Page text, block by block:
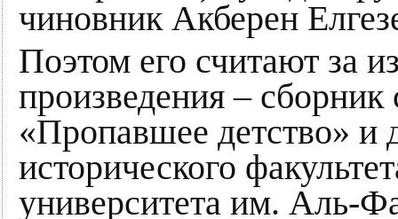
чиновник Акберен
Поэтом его считают за
произведения – сборник
«Пропавшее детство» и
исторического
университета им. Аль-